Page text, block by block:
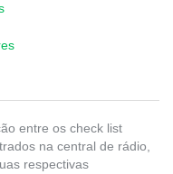
entre os check list
na central de rádio,
respectivas